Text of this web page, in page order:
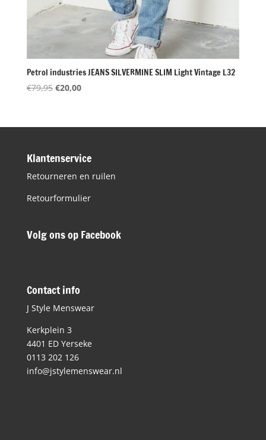
Petrol industries JEANS SILVERMINE SLIM Light Vintage L32
€79,95 Oorspronkelijke
€79,95.
€20,00Huidige
€20,00.
Klantenservice
Retourneren en ruilen
Retourformulier
Volg ons op Facebook
Contact info
J Style Menswear
Kerkplein 3
4401 ED Yerseke
0113 202 126
info@jstylemenswear.nl